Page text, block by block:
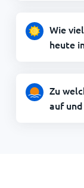
Wie
heute
Zu
auf